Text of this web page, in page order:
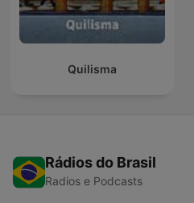
Quilisma
Rádios do Brasil
Radios e Podcasts